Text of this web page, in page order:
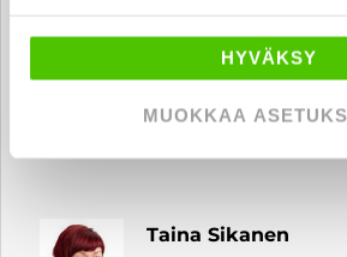
HYVÄKSY
MUOKKAA
alexi.salonen
0400 669 409
Taina Sikanen